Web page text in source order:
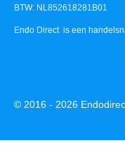
BTW: NL852618281B01
Endo Direct is een
© 2016 - 2026